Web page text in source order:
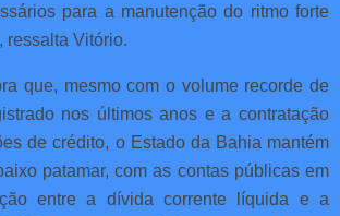
para a manutenção do ritmo forte
ressalta Vitório.
que, mesmo com o volume recorde de
nos últimos anos e a contratação
de crédito, o Estado da Bahia mantém
patamar, com as contas públicas em
entre a dívida corrente líquida e a